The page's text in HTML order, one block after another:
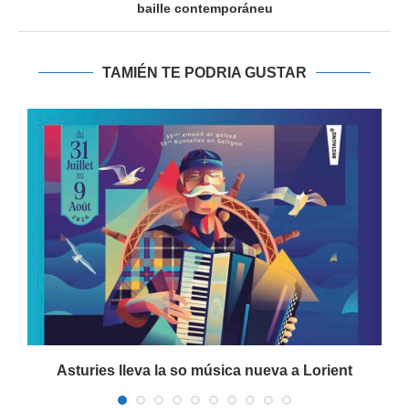
baille contemporáneu
TAMIÉN TE PODRIA GUSTAR
Asturies lleva la so música nueva a Lorient